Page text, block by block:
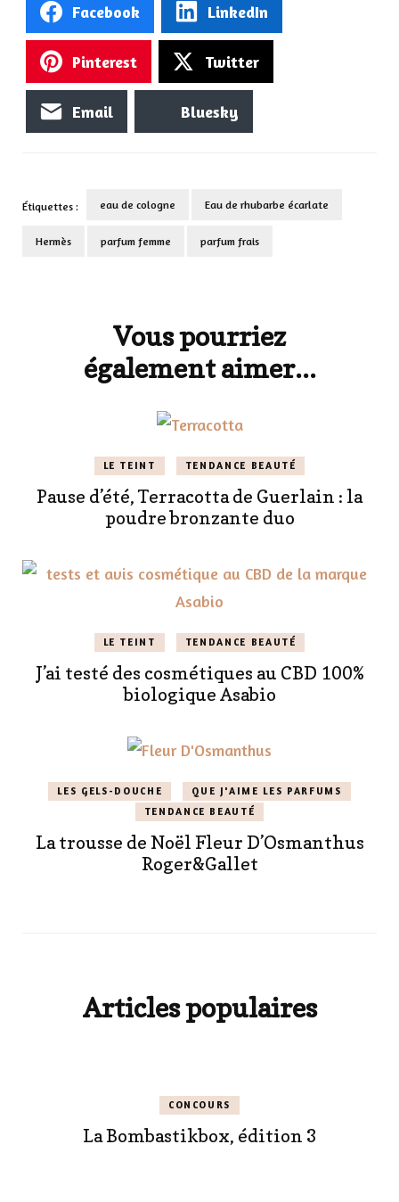
Facebook LinkedIn
Pinterest Twitter
Email Bluesky
Étiquettes : eau de cologne Eau de rhubarbe écarlate
Hermès parfum femme parfum frais
Vous pourriez
également aimer...
LE TEINT TENDANCE BEAUTÉ
Pause d’été, Terracotta de Guerlain : la
poudre bronzante duo
LE TEINT TENDANCE BEAUTÉ
J’ai testé des cosmétiques au CBD 100%
biologique Asabio
LES GELS-DOUCHE
QUE J'AIME LES PARFUMS
TENDANCE BEAUTÉ
La trousse de Noël Fleur D’Osmanthus
Roger&Gallet
Articles populaires
CONCOURS
La Bombastikbox, édition 3